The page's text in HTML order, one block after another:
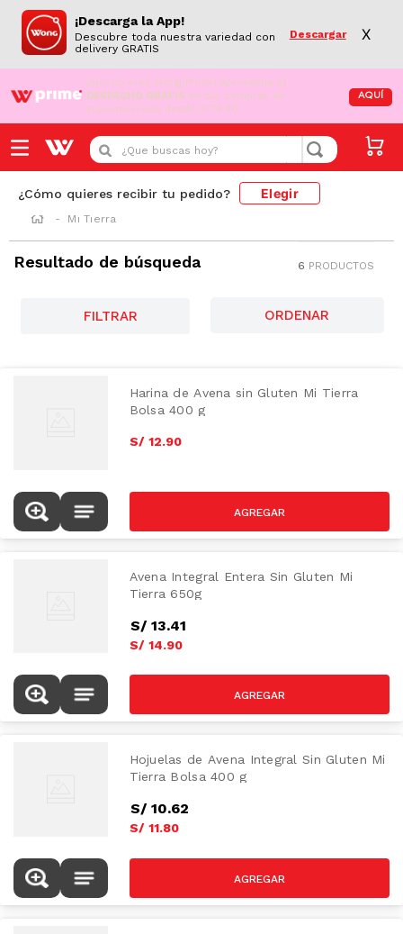
¡Descarga la App!
Descubre toda nuestra variedad con
delivery GRATIS
Descargar X
¡Aún no eres Wong Prime! Aprovecha el
DESPACHO GRATIS en tus compras de
supermercado desde S/79.90
AQUÍ
¿Que buscas hoy?
¿Cómo quieres recibir tu pedido? Elegir
Mi Tierra
Resultado de búsqueda 6 PRODUCTOS
FILTRAR
Harina de Avena sin Gluten Mi Tierra
Bolsa 400 g
S/ 12.90
Avena Integral Entera Sin Gluten Mi
Tierra 650g
S/ 13.41
S/ 14.90
Hojuelas de Avena Integral Sin Gluten Mi
Tierra Bolsa 400 g
S/ 10.62
S/ 11.80